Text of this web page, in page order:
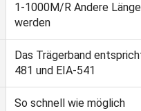
1-1000M/R Andere
werden
Das Trägerband
481 und EIA-541
So schnell wie möglich